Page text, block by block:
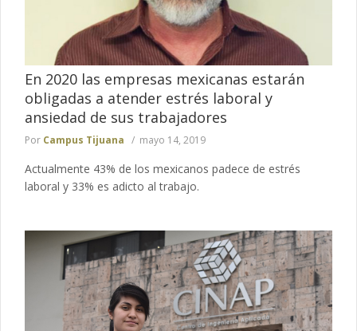
En 2020 las empresas mexicanas estarán
obligadas a atender estrés laboral y
ansiedad de sus trabajadores
Por Campus Tijuana mayo 14, 2019
Actualmente 43% de los mexicanos padece de estrés
laboral y 33% es adicto al trabajo.